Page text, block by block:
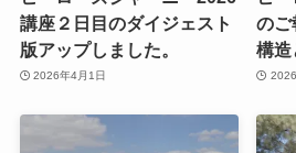
講座２日目のダイジェスト
版アップしました。
2026年4月1日
のご
構造